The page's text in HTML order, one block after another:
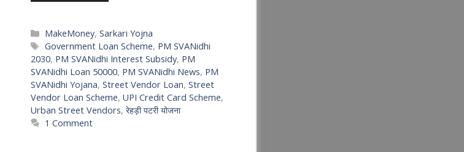
Categories
MakeMoney,Sarkari Yojna
Tags
Government Loan Scheme, PM SVANidhi
2030, PM SVANidhi Interest Subsidy, PM
SVANidhi Loan 50000, PM SVANidhi News, PM
SVANidhi Yojana, Street Vendor Loan, Street
Vendor Loan Scheme, UPI Credit Card Scheme,
Urban Street Vendors, रेहड़ी पटरी योजना
1 Comment